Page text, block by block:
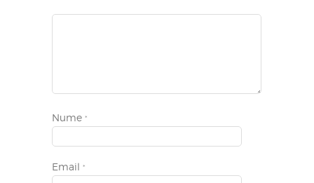
Nume *
Email *